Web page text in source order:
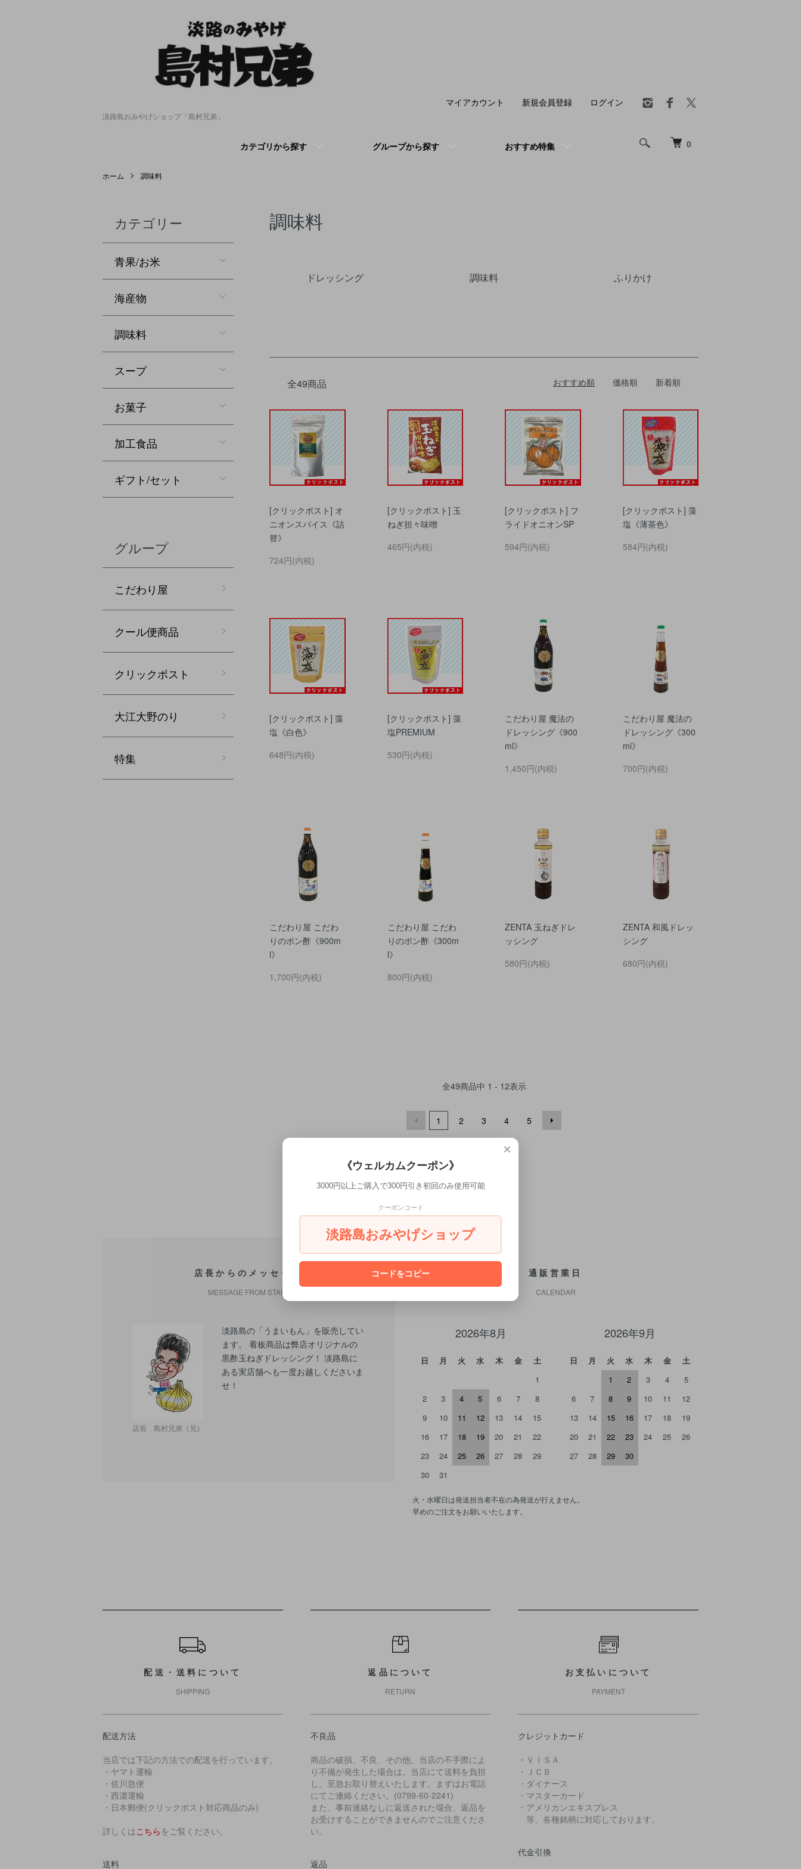
淡路島おみやげショップ「島村兄弟」
0
カテゴリから探す グループから探す おすすめ特集
マイアカウント 新規会員登録 ログイン
ホーム 調味料
調味料
ドレッシング
調味料 ふりかけ
全49商品 おすすめ順 価格順 新着順
[クリックポスト] オ
ニオンスパイス《詰
替》
724円(内税)
[クリックポスト] 玉
ねぎ担々味噌
465円(内税)
[クリックポスト] フ
ライドオニオンSP
594円(内税)
[クリックポスト] 藻
塩《薄茶色》
584円(内税)
[クリックポスト] 藻
塩《白色》
648円(内税)
[クリックポスト] 藻
塩PREMIUM
530円(内税)
こだわり屋 魔法の
ドレッシング《900
ml》
1,450円(内税)
こだわり屋 魔法の
ドレッシング《300
ml》
700円(内税)
こだわり屋 こだわ
りのポン酢《900m
l》
1,700円(内税)
こだわり屋 こだわ
りのポン酢《300m
l》
800円(内税)
ZENTA 玉ねぎドレ
ッシング
580円(内税)
ZENTA 和風ドレッ
シング
680円(内税)
全49商品中 1 - 12表示
1 2 3 4 5
カテゴリー
青果/お米
海産物
調味料
スープ
お菓子
加工食品
ギフト/セット
グループ
こだわり屋
クール便商品
クリックポスト
大江大野のり
特集
店長からのメッセージ
MESSAGE FROM STAFF
店長 島村兄弟（兄）
淡路島の「うまいもん」を販売してい
ます。 看板商品は弊店オリジナルの
黒酢玉ねぎドレッシング！ 淡路島に
ある実店舗へも一度お越しくださいま
せ！
通販営業日
CALENDAR
2026年8月
日 月 火 水 木 金
土
1
2
3 4 5 6 7
8
9
10 11 12 13 14
15
16
17 18 19 20 21
22
23
24 25 26 27 28
29
30
31
2026年9月
日 月 火 水 木 金
土
1
2 3 4
5
6
7 8 9 10 11
12
13
14 15 16 17 18
19
20
21 22 23 24 25
26
27
28 29 30
火・水曜日は発送担当者不在の為発送が行えません。
早めのご注文をお願いいたします。
配送・送料について
SHIPPING
配送方法
当店では下記の方法での配送を行っています。
・ヤマト運輸
・佐川急便
・西濃運輸
・日本郵便(クリックポスト対応商品のみ)
詳しくはこちら をご覧ください。
送料
返品について
RETURN
不良品
商品の破損、不良、その他、当店の不手際によ
り不備が発生した場合は、当店にて送料を負担
し、至急お取り替えいたします。まずはお電話
にてご連絡ください。(0799-60-2241)
また、事前連絡なしに返送された場合、返品を
お受けすることができませんのでご注意くださ
い。
返品
お支払いについて
PAYMENT
クレジットカード
・ＶＩＳＡ
・ＪＣＢ
・ダイナース
・マスターカード
・アメリカンエキスプレス
等、各種銘柄に対応しております。
代金引換
×
《ウェルカムクーポン》
3000円以上ご購入で300円引き初回のみ使用可能
クーポンコード
淡路島おみやげショップ
コードをコピー